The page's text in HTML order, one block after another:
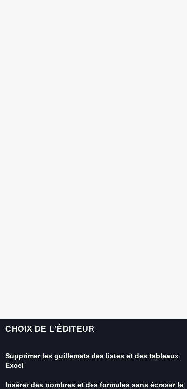
CHOIX DE L'ÉDITEUR
Supprimer les guillemets des listes et des tableaux
Excel
Insérer des nombres et des formules sans écraser le